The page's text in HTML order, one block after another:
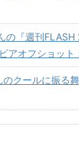
の『週刊FLASH
アオフショット
クールに振る